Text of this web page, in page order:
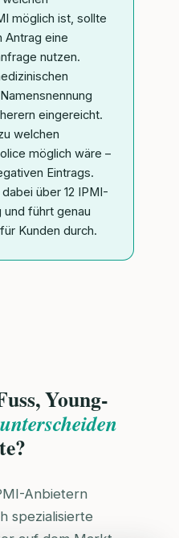
möglich ist, sollte
eine
nutzen.
eingereicht.
welchen
möglich wäre –
Eintrags.
über 12 IPMI-
führt genau
Kunden durch.
Young-
Anbietern
spezialisierte